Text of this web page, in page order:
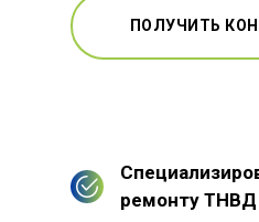
ПОЛУЧИТЬ
ремонту ТНВД